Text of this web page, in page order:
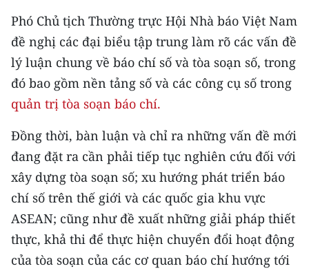
Phó Chủ tịch Thường trực Hội Nhà báo Việt Nam
đề nghị các đại biểu tập trung làm rõ các vấn đề
lý luận chung về báo chí số và tòa soạn số, trong
đó bao gồm nền tảng số và các công cụ số trong
quản trị tòa soạn báo chí.
Đồng thời, bàn luận và chỉ ra những vấn đề mới
đang đặt ra cần phải tiếp tục nghiên cứu đối với
xây dựng tòa soạn số; xu hướng phát triển báo
chí số trên thế giới và các quốc gia khu vực
ASEAN; cũng như đề xuất những giải pháp thiết
thực, khả thi để thực hiện chuyển đổi hoạt động
của tòa soạn của các cơ quan báo chí hướng tới